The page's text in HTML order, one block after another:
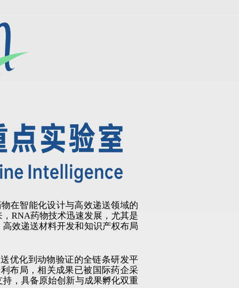
在智能化设计与高效递送领域的
RNA药物技术迅速发展，尤其是
效递送材料开发和知识产权布局
优化到动物验证的全链条研发平
布局，相关成果已被国际药企采
，具备原始创新与成果孵化双重